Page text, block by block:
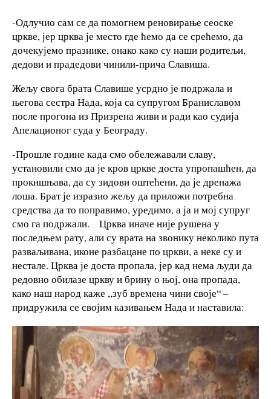
-Одлучио сам се да помогнем реновирање сеоске
цркве, јер црква је место где ћемо да се срећемо, да
дочекујемо празнике, онако како су наши родитељи,
дедови и прадедови чинили-прича Славиша.
Жељу свога брата Славише усрдно је подржала и
његова сестра Нада, која са супругом Браниславом
после прогона из Призрена живи и ради као судија
Апелационог суда у Београду.
-Прошле године када смо обележавали славу,
установили смо да је кров цркве доста упропашћен, да
прокишњава, да су зидови оштећени, да је дренажа
лоша. Брат је изразио жељу да приложи потребна
средства да то поправимо, уредимо, а ја и мој супруг
смо га подржали. Црква иначе није рушена у
последњем рату, али су врата на звонику неколико пута
разваљивана, иконе разбацане по цркви, а неке су и
нестале. Црква је доста пропала, јер кад нема људи да
редовно обилазе цркву и брину о њој, она пропада,
како наш народ каже ,,зуб времена чини своје“ –
придружила се својим казивањем Нада и наставила: